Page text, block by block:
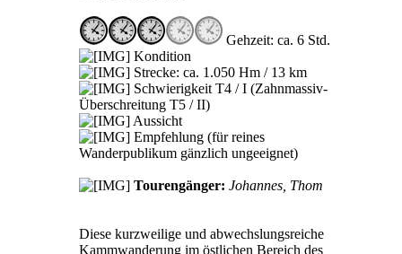
Gehzeit: ca. 6 Std.
Kondition
Strecke: ca. 1.050 Hm / 13 km
Schwierigkeit T4 / I (Zahnmassiv-
Überschreitung T5 / II)
Aussicht
Empfehlung (für reines
Wanderpublikum gänzlich ungeeignet)
Tourengänger: Johannes, Thom
Diese kurzweilige und abwechslungsreiche
Kammwanderung im östlichen Bereich des